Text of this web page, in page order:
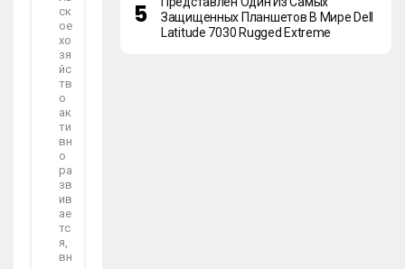
ск
ое
хо
зя
йс
тв
о
ак
ти
вн
о
ра
зв
ив
ае
тс
я,
вн
Защищенных Планшетов В Мире Dell
Latitude 7030 Rugged Extreme